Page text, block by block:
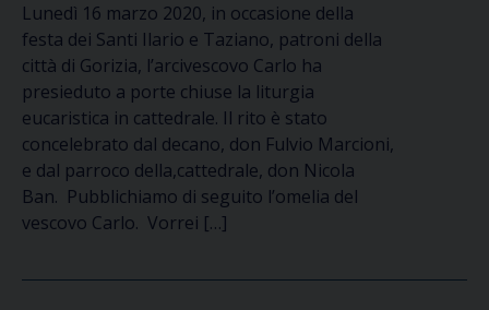
Lunedì 16 marzo 2020, in occasione della
festa dei Santi Ilario e Taziano, patroni della
città di Gorizia, l’arcivescovo Carlo ha
presieduto a porte chiuse la liturgia
eucaristica in cattedrale. Il rito è stato
concelebrato dal decano, don Fulvio Marcioni,
e dal parroco della,cattedrale, don Nicola
Ban. Pubblichiamo di seguito l’omelia del
vescovo Carlo. Vorrei […]